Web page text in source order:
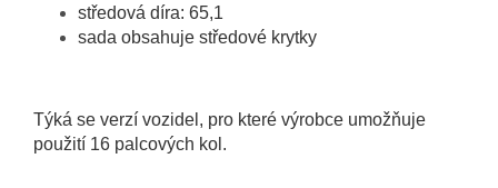
středová díra: 65,1
sada obsahuje středové krytky
Týká se verzí vozidel, pro které výrobce umožňuje
použití 16 palcových kol.